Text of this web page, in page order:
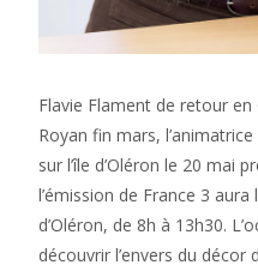
Flavie Flament de retour
Royan fin mars,
sur l’île d’Oléron le 20 mai
l’émission de France 3
d’Oléron, de 8h à 13h30.
découvrir l’envers du décor